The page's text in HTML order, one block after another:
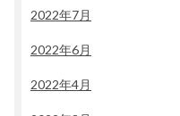
2022年7月
2022年6月
2022年4月